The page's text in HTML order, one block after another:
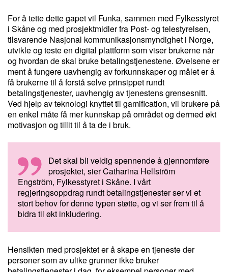
For å tette dette gapet vil Funka, sammen med Fylkesstyret
i Skåne og med prosjektmidler fra Post- og telestyrelsen,
tilsvarende Nasjonal kommunikasjonsmyndighet i Norge,
utvikle og teste en digital plattform som viser brukerne når
og hvordan de skal bruke betalingstjenestene. Øvelsene er
ment å fungere uavhengig av forkunnskaper og målet er å
få brukerne til å forstå selve prinsippet rundt
betalingstjenester, uavhengig av tjenestens grensesnitt.
Ved hjelp av teknologi knyttet til gamification, vil brukere på
en enkel måte få mer kunnskap på området og dermed økt
motivasjon og tillit til å ta de i bruk.
Det skal bli veldig spennende å gjennomføre
prosjektet, sier Catharina Hellström
Engström, Fylkesstyret i Skåne. I vårt
regjeringsoppdrag rundt betalingstjenester ser vi et
stort behov for denne typen støtte, og vi ser frem til å
bidra til økt inkludering.
Hensikten med prosjektet er å skape en tjeneste der
personer som av ulike grunner ikke bruker